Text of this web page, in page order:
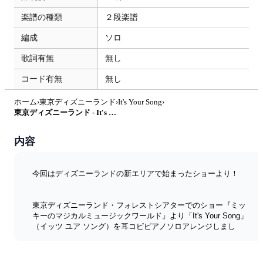
楽譜の種類 ２段楽譜
編成 ソロ
歌詞有無 無し
コード有無 無し
ホーム›東京ディズニーランド›It's Your Song›
東京ディズニーランド - It's Your Song (ショー『ミッキーのマジカルミュージックワールド』より) by Trohishima
内容
今回はディズニーランドの新エリアで始まったショーより！
東京ディズニーランド・フォレストシアターでのショー『ミッ
キーのマジカルミュージックワールド』より「It's Your Song」
（イッツ ユア ソング）を耳コピピアノソロアレンジしまし